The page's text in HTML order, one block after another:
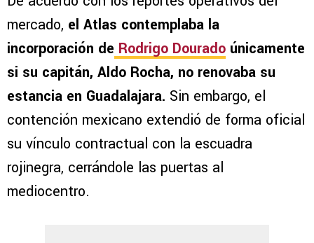
mercado, el Atlas contemplaba la
incorporación de Rodrigo Dourado únicamente
si su capitán, Aldo Rocha, no renovaba su
estancia en Guadalajara. Sin embargo, el
contención mexicano extendió de forma oficial
su vínculo contractual con la escuadra
rojinegra, cerrándole las puertas al
mediocentro.